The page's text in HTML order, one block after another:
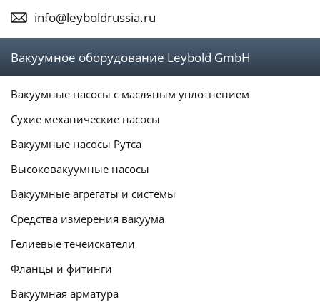
info@leyboldrussia.ru
Вакуумное оборудование Leybold GmbH
Вакуумные насосы с масляным уплотнением
Сухие механические насосы
Вакуумные насосы Рутса
Высоковакуумные насосы
Вакуумные агрегаты и системы
Средства измерения вакуума
Гелиевые течеискатели
Фланцы и фитинги
Вакуумная арматура